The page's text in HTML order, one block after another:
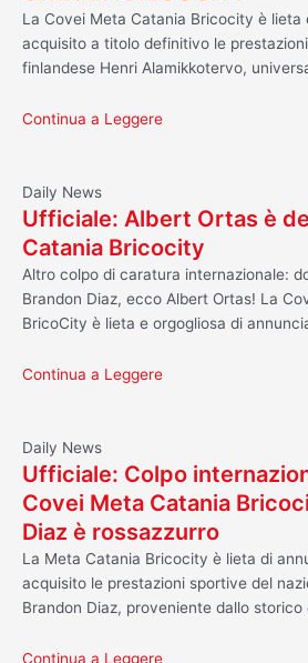
La Covei Meta Catania Bricocity è lieta
acquisito a titolo definitivo le
finlandese Henri Alamikkotervo,
Continua a Leggere
Daily News
Ufficiale: Albert Ortas è
Catania Bricocity
Altro colpo di caratura internazionale:
Brandon Diaz, ecco Albert Ortas! La
BricoCity è lieta e orgogliosa di
Continua a Leggere
Daily News
Ufficiale: Colpo
Covei Meta Catania
Diaz è rossazzurro
La Meta Catania Bricocity è lieta di
acquisito le prestazioni sportive del
Brandon Diaz, proveniente dallo storico
Continua a Leggere